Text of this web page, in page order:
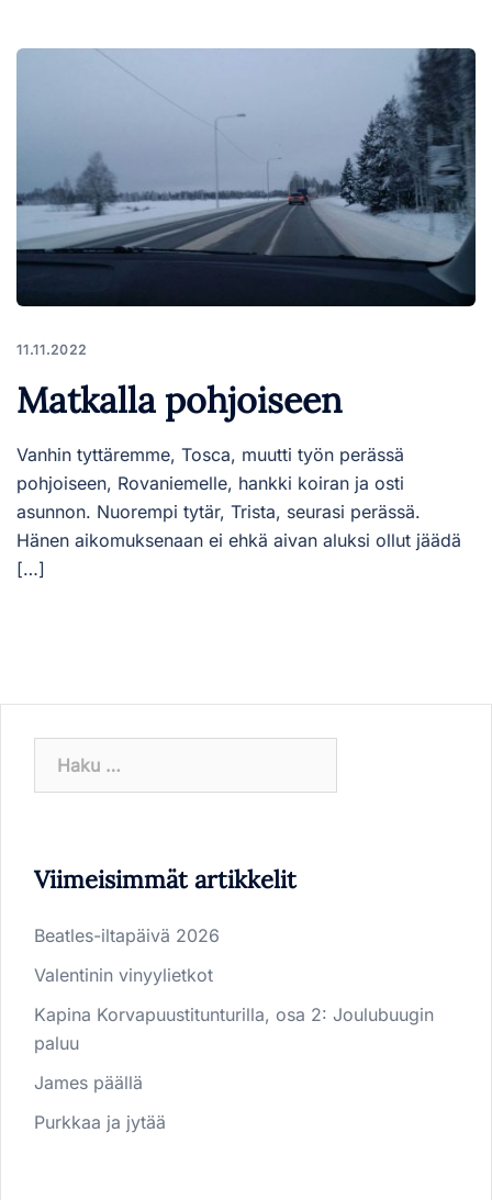
11.11.2022
Matkalla pohjoiseen
Vanhin tyttäremme, Tosca, muutti työn perässä
pohjoiseen, Rovaniemelle, hankki koiran ja osti
asunnon. Nuorempi tytär, Trista, seurasi perässä.
Hänen aikomuksenaan ei ehkä aivan aluksi ollut jäädä
[…]
Viimeisimmät artikkelit
Beatles-iltapäivä 2026
Valentinin vinyylietkot
Kapina Korvapuustitunturilla, osa 2: Joulubuugin
paluu
James päällä
Purkkaa ja jytää